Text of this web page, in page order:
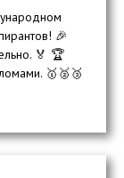
🎉
🏅 🏆
🥇🥈🥉